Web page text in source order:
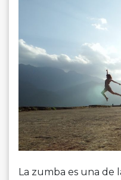
La zumba es una de